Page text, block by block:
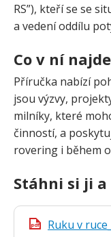
RS”), kteří se se
a vedení oddílu
Co v ní
Příručka nabízí
jsou výzvy,
milníky, které
činností, a
rovering i během
Stáhni si ji
pdf Ruku v